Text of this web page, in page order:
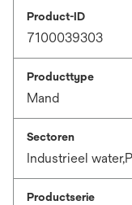
Product-ID
7100039303
Producttype
Mand
Sectoren
Industrieel
Productserie